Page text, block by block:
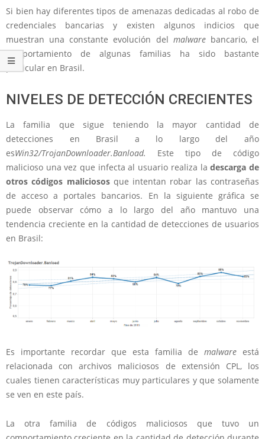
Si bien hay diferentes tipos de amenazas dedicadas al robo de
credenciales bancarias y existen algunos indicios que
muestran una constante evolución del malwarebancario, el
comportamiento de algunas familias ha sido bastante
particular en Brasil.
NIVELES DE DETECCIÓN CRECIENTES
La familia que sigue teniendo la mayor cantidad de
detecciones en Brasil a lo largo del año
esWin32/TrojanDownloader.Banload.
Este tipo de código
malicioso una vez que infecta al usuario realiza ladescarga de
otros códigos maliciososque intentan robar las contraseñas
de acceso a portales bancarios. En la siguiente gráfica se
puede observar cómo a lo largo del año mantuvo una
tendencia creciente en la cantidad de detecciones de usuarios
en Brasil:
Es importante recordar que esta familia de malware está
relacionada con archivos maliciosos de extensión CPL, los
cuales tienen características muy particulares y que solamente
se ven en este país.
La otra familia de códigos maliciosos que tuvo un